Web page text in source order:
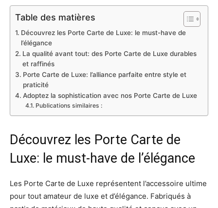
Table des matières
Découvrez les Porte Carte de Luxe: le must-have de
l’élégance
La qualité avant tout: des Porte Carte de Luxe durables
et raffinés
Porte Carte de Luxe: l’alliance parfaite entre style et
praticité
Adoptez la sophistication avec nos Porte Carte de Luxe
Publications similaires :
Découvrez les Porte Carte de
Luxe: le must-have de l’élégance
Les Porte Carte de Luxe représentent l’accessoire ultime
pour tout amateur de luxe et d’élégance. Fabriqués à